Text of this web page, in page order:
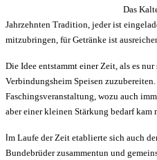
Das
Jahrzehnten Tradition, jeder ist
mitzubringen, für Getränke ist
Die Idee entstammt einer Zeit, als es
Verbindungsheim Speisen zuzubereiten.
Faschingsveranstaltung, wozu auch
aber einer kleinen Stärkung bedarf kam
m Laufe der Zeit etablierte sich auch
Bundebrüder zusammentun und